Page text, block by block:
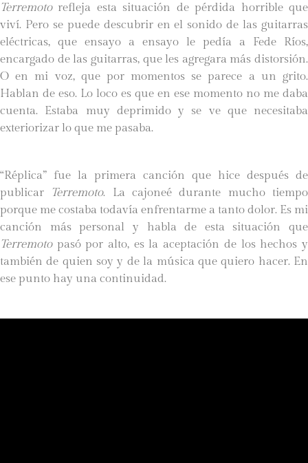
Terremotorefleja esta situación de pérdida horrible que
viví. Pero se puede descubrir en el sonido de las guitarras
eléctricas, que ensayo a ensayo le pedía a Fede Ríos,
encargado de las guitarras, que les agregara más distorsión.
O en mi voz, que por momentos se parece a un grito.
Hablan de eso. Lo loco es que en ese momento no me daba
cuenta. Estaba muy deprimido y se ve que necesitaba
exteriorizar lo que me pasaba.
“Réplica” fue la primera canción que hice después de
publicar
Terremoto. La cajoneé durante mucho tiempo
porque me costaba todavía enfrentarme a tanto dolor. Es mi
canción más personal y habla de esta situación que
Terremotopasó por alto, es la aceptación de los hechos y
también de quien soy y de la música que quiero hacer. En
ese punto hay una continuidad.